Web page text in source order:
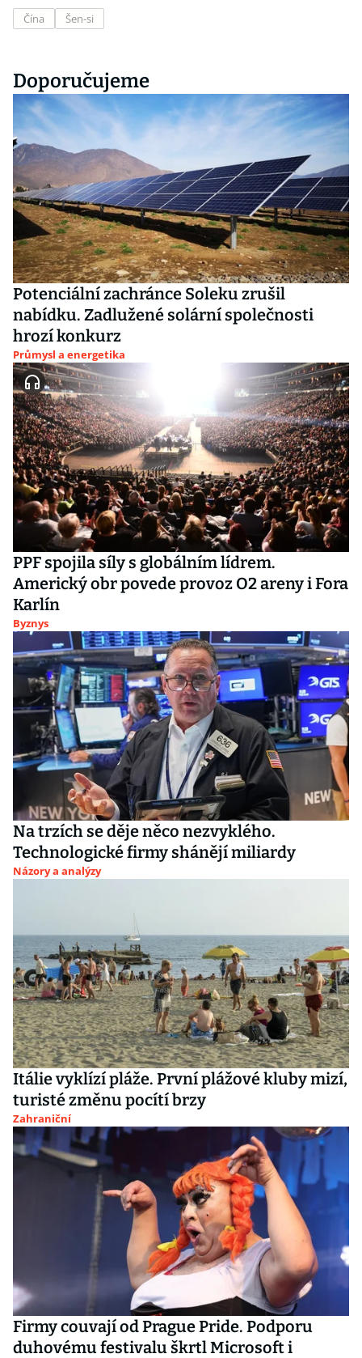
Čína Šen-si
Doporučujeme
Potenciální zachránce Soleku zrušil
nabídku. Zadlužené solární společnosti
hrozí konkurz
Průmysl a energetika
PPF spojila síly s globálním lídrem.
Americký obr povede provoz O2 areny i Fora
Karlín
Byznys
Na trzích se děje něco nezvyklého.
Technologické firmy shánějí miliardy
Názory a analýzy
Itálie vyklízí pláže. První plážové kluby mizí,
turisté změnu pocítí brzy
Zahraniční
Firmy couvají od Prague Pride. Podporu
duhovému festivalu škrtl Microsoft i